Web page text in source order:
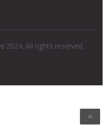
2024. All rights reserved.